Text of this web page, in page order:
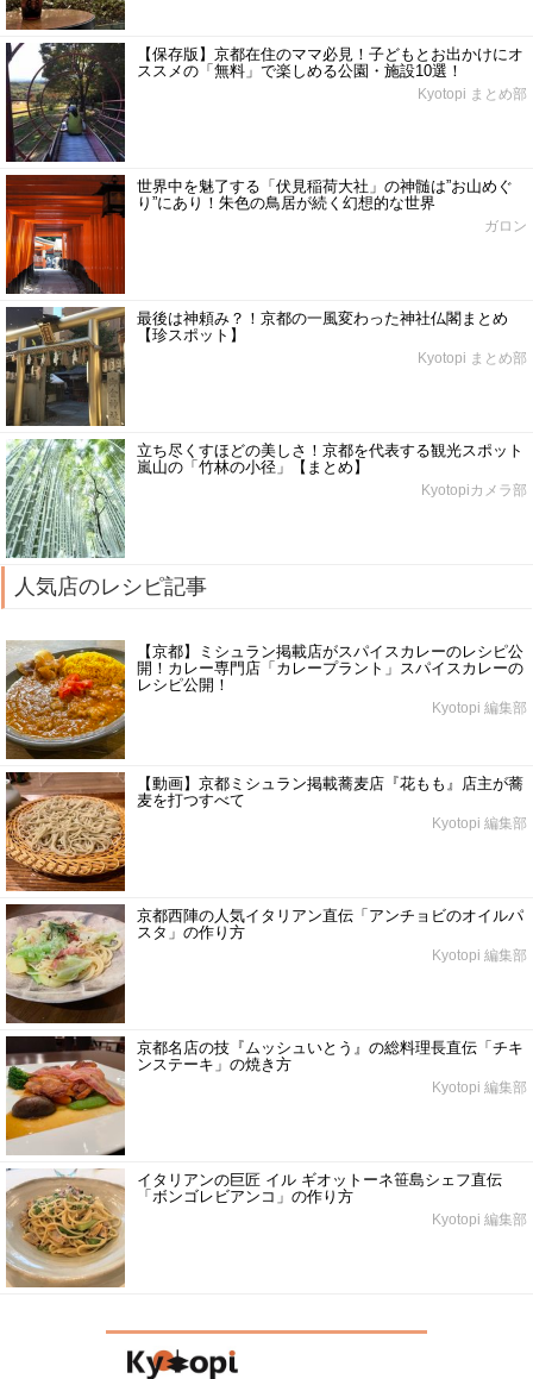
【保存版】京都在住のママ必見！子どもとお出かけにオ
ススメの「無料」で楽しめる公園・施設10選！
Kyotopi まとめ部
世界中を魅了する「伏見稲荷大社」の神髄は”お山めぐ
り”にあり！朱色の鳥居が続く幻想的な世界
ガロン
最後は神頼み？！京都の一風変わった神社仏閣まとめ
【珍スポット】
Kyotopi まとめ部
立ち尽くすほどの美しさ！京都を代表する観光スポット
嵐山の「竹林の小径」【まとめ】
Kyotopiカメラ部
人気店のレシピ記事
【京都】ミシュラン掲載店がスパイスカレーのレシピ公
開！カレー専門店「カレープラント」スパイスカレーの
レシピ公開！
Kyotopi 編集部
【動画】京都ミシュラン掲載蕎麦店『花もも』店主が蕎
麦を打つすべて
Kyotopi 編集部
京都西陣の人気イタリアン直伝「アンチョビのオイルパ
スタ」の作り方
Kyotopi 編集部
京都名店の技『ムッシュいとう』の総料理長直伝「チキ
ンステーキ」の焼き方
Kyotopi 編集部
イタリアンの巨匠 イル ギオットーネ笹島シェフ直伝
「ボンゴレビアンコ」の作り方
Kyotopi 編集部